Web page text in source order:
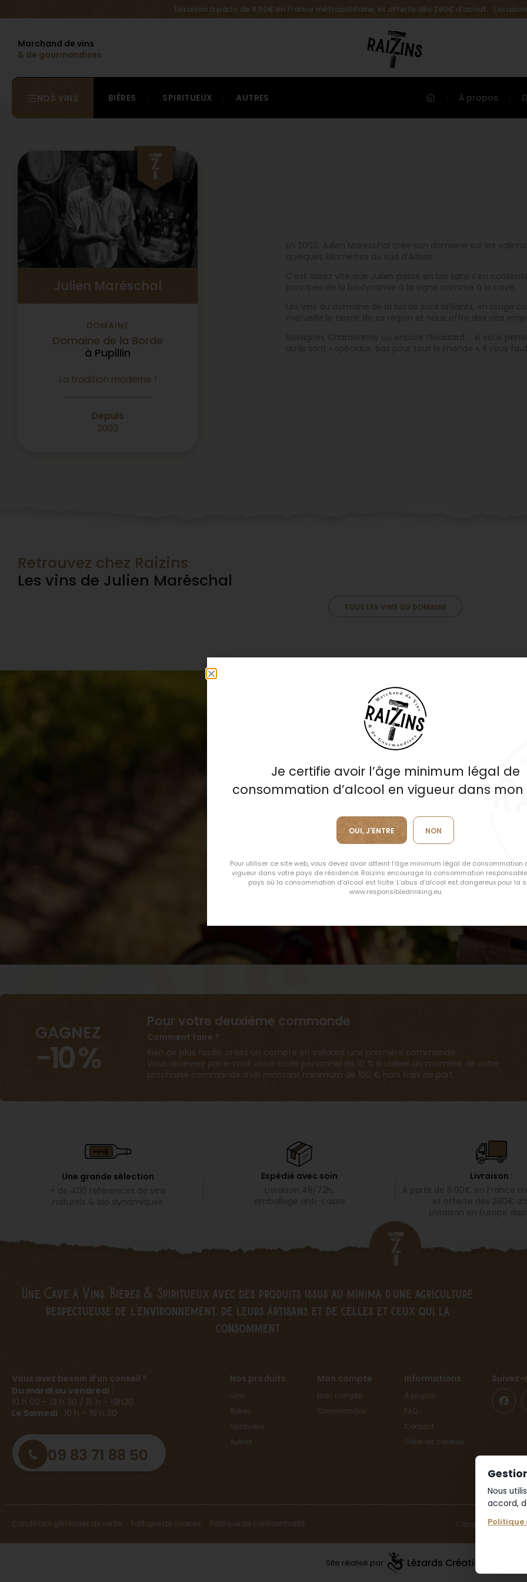
Livraison à partir de 8.90€ en France métropolitaine, et offerte dès 280€ d’achat.
Marchand de vins
& de gourmandises
NOS VINS BIÈRES SPIRITUEUX AUTRES À propos
Julien Maréschal
DOMAINE
Domaine de la Borde
à Pupillin
La tradition moderne !
Depuis
2003
Retrouvez chez Raizins
Les vins de Julien Maréschal
TOUS LES VINS DU DOMAINE
du
À NE PAS MANQUER !
Le vin du mois
Apache
DÉCOUVRIR
GAGNEZ
-10 %
Pour votre deuxième commande
Comment faire ?
Rien de plus facile, créez un compte en validant une première commande.
Vous recevrez par e-mail votre code personnel de 10 % à utiliser au moment de votre
prochaine commande d’un montant minimum de 100 € hors frais de port.
Une grande sélection
Expédié avec soin
Livraison :
Une Cave à Vins, Bières & Spiritueux avec des produits issus au minima d’une agriculture
respectueuse de l’environnement, de leurs artisans et de celles et ceux qui la
consomment
Vous avez besoin d’un conseil ?
Du mardi au vendredi :
10 h 00 – 12 h 30 / 15 h – 19h30
Le Samedi : 10 h – 19 h 30
09 83 71 88 50
Nos produits
Vins
Bières
Spiritueux
Autres
Mon compte
Mon compte
Commandes
Informations
À propos
FAQ
Contact
Gérer les cookies
Suivez-
Conditions générales de vente Politique de cookies Politique de confidentialité L’abus d’alcool
Site réalisé par Lézards Création
Nous
accord,
Je certifie avoir l’âge minimum légal de
consommation d’alcool en vigueur dans
OUI, J'ENTRE NON
Pour utiliser ce site web, vous devez avoir atteint l’âge minimum légal de consommation
vigueur dans votre pays de résidence. Raizins encourage la consommation
pays où la consommation d’alcool est licite. L’abus d’alcool est dangereux pour la
www.responsibledrinking.eu